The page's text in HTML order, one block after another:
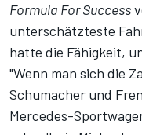
Formula For Success
unterschätzteste
hatte die Fähigkeit,
"Wenn man sich die
Schumacher und
Mercedes-